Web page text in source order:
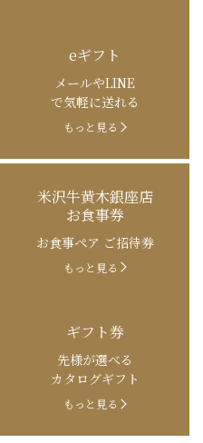
eギフト
メールやLINE
で気軽に送れる
もっと見る
米沢牛黄木銀座店
お食事券
お食事ペア ご招待券
もっと見る
ギフト券
先様が選べる
カタログギフト
もっと見る